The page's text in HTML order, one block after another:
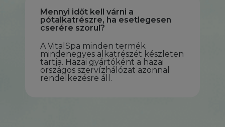
Mennyi időt kell várni a
pótalkatrészre, ha esetlegesen
cserére szorul?
A VitalSpa minden termék
mindenegyes alkatrészét készleten
tartja. Hazai gyártóként a hazai
országos szervízhálózat azonnal
rendelkezésre áll.